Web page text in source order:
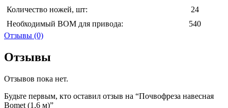
Количество ножей, шт:
24
Необходимый ВОМ для привода:
540
Отзывы (0)
Отзывы
Отзывов пока нет.
Будьте первым, кто оставил отзыв на “Почвофреза навесная
Bomet (1,6 м)”